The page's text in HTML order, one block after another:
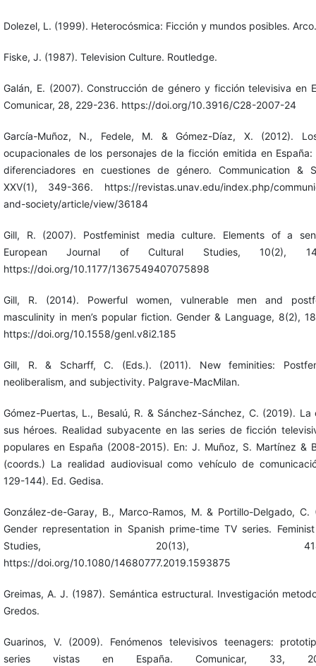
Dolezel, L. (1999). Heterocósmica: Ficción y mundos posibles. Arco.
Fiske, J. (1987). Television Culture. Routledge.
Galán, E. (2007). Construcción de género y ficción televisiva en
Comunicar, 28, 229-236. https://doi.org/10.3916/C28-2007-24
García-Muñoz, N., Fedele, M. & Gómez-Díaz, X. (2012).
ocupacionales de los personajes de la ficción emitida en España:
diferenciadores en cuestiones de género. Communication &
XXV(1), 349-366. https://revistas.unav.edu/index.php/
and-society/article/view/36184
Gill, R. (2007). Postfeminist media culture. Elements of a
European Journal of Cultural Studies, 10(2),
https://doi.org/10.1177/1367549407075898
Gill, R. (2014). Powerful women, vulnerable men and
masculinity in men’s popular fiction. Gender & Language, 8(2),
https://doi.org/10.1558/genl.v8i2.185
Gill, R. & Scharff, C. (Eds.). (2011). New feminities:
neoliberalism, and subjectivity. Palgrave-MacMilan.
Gómez-Puertas, L., Besalú, R. & Sánchez-Sánchez, C. (2019). La
sus héroes. Realidad subyacente en las series de ficción
populares en España (2008-2015). En: J. Muñoz, S. Martínez &
(coords.) La realidad audiovisual como vehículo de
129-144). Ed. Gedisa.
González-de-Garay, B., Marco-Ramos, M. & Portillo-Delgado, C.
Gender representation in Spanish prime-time TV series.
Studies, 20(13), 414-
https://doi.org/10.1080/14680777.2019.1593875
Greimas, A. J. (1987). Semántica estructural. Investigación
Gredos.
Guarinos, V. (2009). Fenómenos televisivos teenagers:
series vistas en España. Comunicar, 33,